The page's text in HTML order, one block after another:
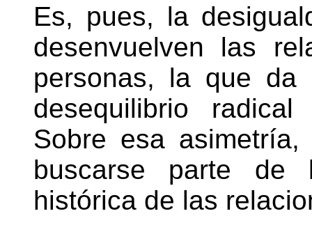
Es, pues, la
desenvuelven las
personas, la que da
desequilibrio
Sobre esa
buscarse parte de
histórica de las